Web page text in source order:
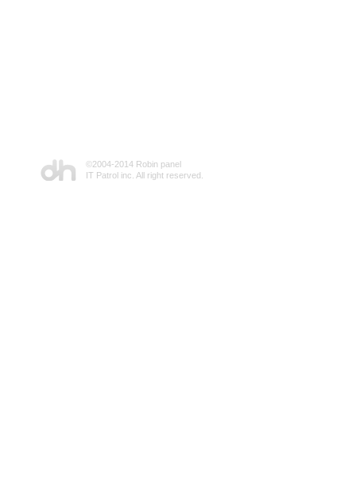
©2004-2014 Robin panel
IT Patrol inc. All right reserved.